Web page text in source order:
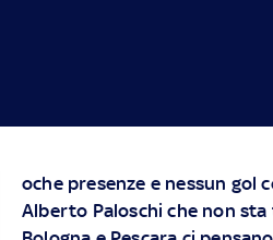
oche presenze e nessun gol
Alberto Paloschi che non